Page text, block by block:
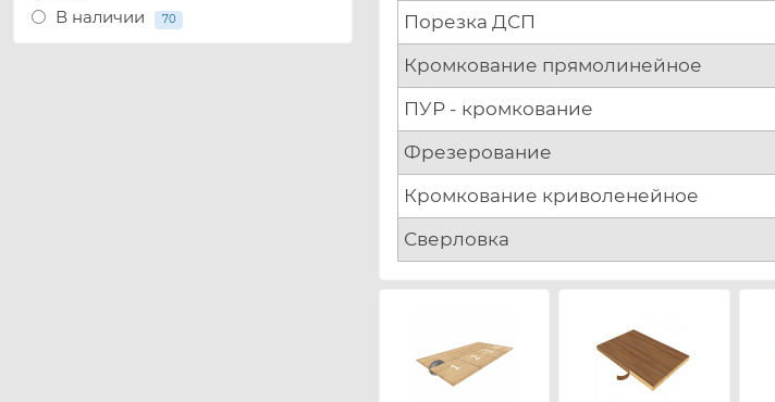
В наличии
70 Порезка ДСП
Кромкование прямолинейное
ПУР - кромкование
Фрезерование
Кромкование криволенейное
Сверловка